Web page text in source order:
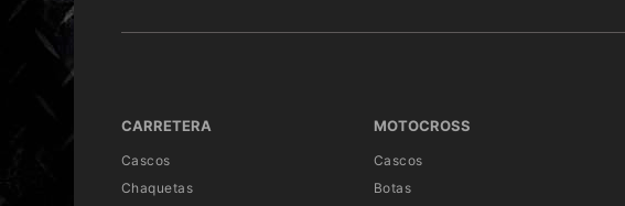
CARRETERA
Cascos
Chaquetas
MOTOCROSS
Cascos
Botas